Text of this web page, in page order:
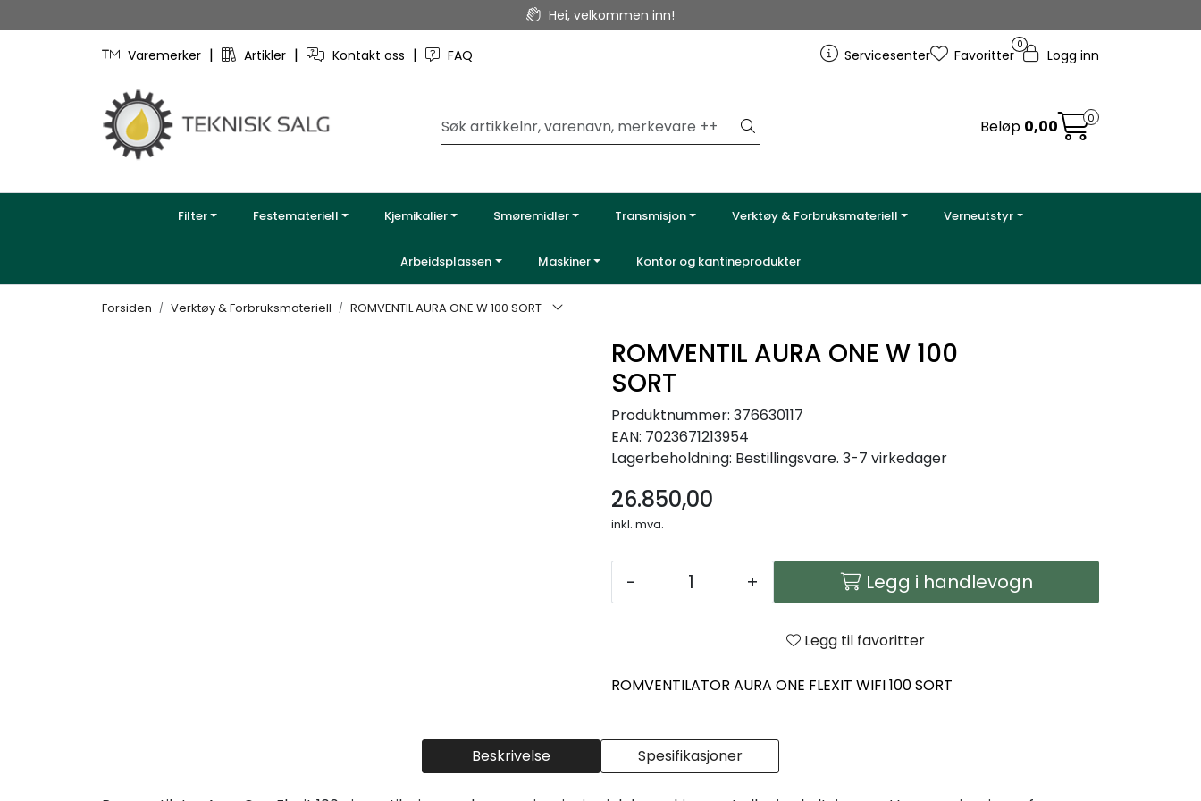
Hei, velkommen inn!
Varemerker | Artikler | Kontakt oss | FAQ Servicesenter
0
Favoritter Logg inn
Beløp 0,00 0
Filter Festemateriell Kjemikalier Smøremidler Transmisjon Verktøy & Forbruksmateriell Verneutstyr
Arbeidsplassen Maskiner Kontor og kantineprodukter
Forsiden Verktøy & Forbruksmateriell ROMVENTIL AURA ONE W 100 SORT
ROMVENTIL AURA ONE W 100
SORT
Produktnummer: 376630117
EAN: 7023671213954
Lagerbeholdning: Bestillingsvare. 3-7 virkedager
26.850,00
inkl. mva.
- + Legg i handlevogn
Legg til favoritter
ROMVENTILATOR AURA ONE FLEXIT WIFI 100 SORT
Beskrivelse Spesifikasjoner